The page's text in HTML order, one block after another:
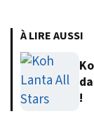
À LIRE AUSSI
!